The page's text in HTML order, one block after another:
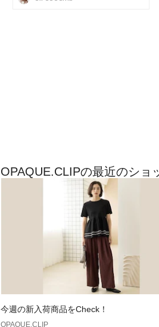
OPAQUE.CLIPの最近のショ
今週の新入荷商品をCheck！
OPAQUE.CLIP